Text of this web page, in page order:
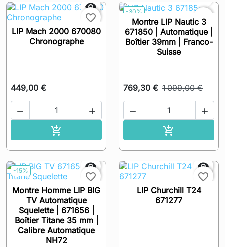

favorite_border
LIP Mach 2000 670080
Chronographe
449,00 €
 

-30%
favorite_border
Montre LIP Nautic 3
671850 | Automatique |
Boîtier 39mm | Franco-
Suisse
769,30 € 1 099,00 €
 

-15%

favorite_border
Montre Homme LIP BIG
TV Automatique
Squelette | 671656 |
Boîtier Titane 35 mm |
Calibre Automatique
NH72

favorite_border
LIP Churchill T24
671277